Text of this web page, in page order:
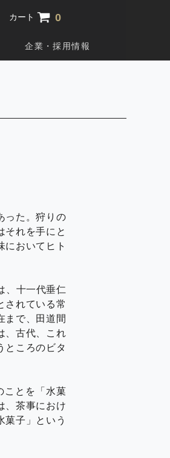
カート 0
企業・採用情報
った。狩りの
それを手にと
においてヒト
、十一代垂仁
されている常
まで、田道間
、古代、これ
ところのビタ
ことを「水菓
、茶事におけ
菓子」という